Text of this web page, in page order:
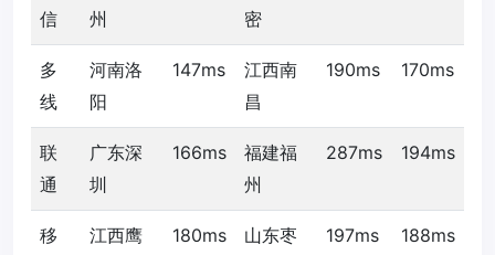
信
州
密
多
线
河南洛
阳
147ms
江西南
昌
190ms 170ms
联
通
广东深
圳
166ms
福建福
州
287ms 194ms
移
江西鹰
180ms
山东枣
197ms 188ms